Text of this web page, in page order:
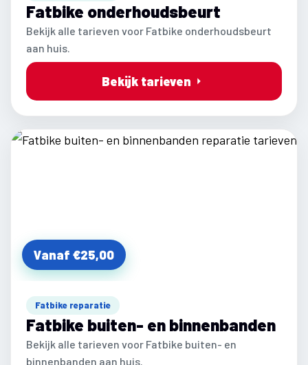
Fatbike onderhoudsbeurt
Bekijk alle tarieven voor Fatbike onderhoudsbeurt
aan huis.
Bekijk tarieven
Vanaf €25,00
Fatbike reparatie
Fatbike buiten- en binnenbanden
Bekijk alle tarieven voor Fatbike buiten- en
binnenbanden aan huis.